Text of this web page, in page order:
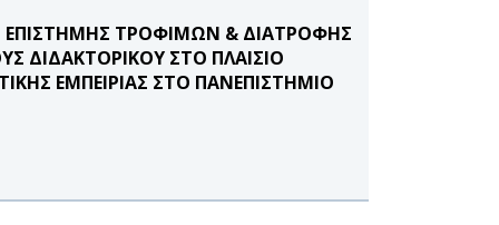
ΤΡΟΦΙΜΩΝ & ΔΙΑΤΡΟΦΗΣ
ΔΙΔΑΚΤΟΡΙΚΟΥ ΣΤΟ ΠΛΑΙΣΙΟ
ΕΜΠΕΙΡΙΑΣ ΣΤΟ ΠΑΝΕΠΙΣΤΗΜΙΟ